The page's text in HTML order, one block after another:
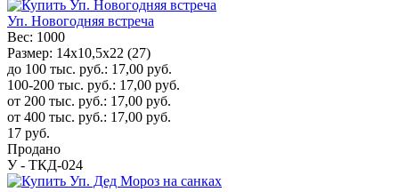
Уп. Новогодняя встреча
Вес: 1000
Размер: 14х10,5х22 (27)
до 100 тыс. руб.: 17,00 руб.
100-200 тыс. руб.: 17,00 руб.
от 200 тыс. руб.: 17,00 руб.
от 400 тыс. руб.: 17,00 руб.
17 руб.
Продано
У - ТКД-024